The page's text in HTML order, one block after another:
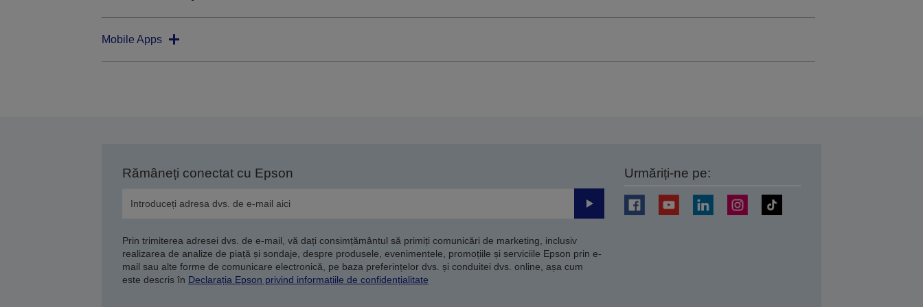
Mobile Apps
Rămâneți conectat cu Epson
Trimiteți
Prin trimiterea adresei dvs. de e-mail, vă dați consimțământul să primiți comunicări de marketing, inclusiv
realizarea de analize de piață și sondaje, despre produsele, evenimentele, promoțiile și serviciile Epson prin e-
mail sau alte forme de comunicare electronică, pe baza preferințelor dvs. și conduitei dvs. online, așa cum
este descris în Declarația Epson privind informațiile de confidențialitate
Urmăriți-ne pe: